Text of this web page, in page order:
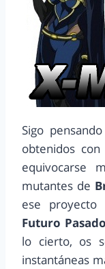
Sigo
obtenidos con
equivocarse
mutantes de
ese proyecto
Futuro
lo cierto, os
instantáneas